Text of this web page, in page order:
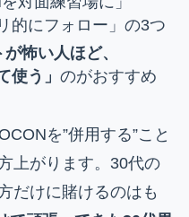
的にフォロー」の3つ
怖い人ほど、
使う」 のがおすすめ
を”併用する”こと
上がります。30代の
だけに賭けるのはも